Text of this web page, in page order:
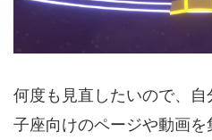
何度も見直したいので、
子座向けのページや動画を